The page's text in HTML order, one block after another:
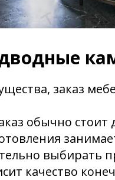
заказ
обычно стоит
выбирать
качество